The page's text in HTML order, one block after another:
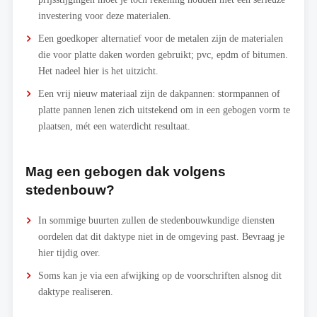
investering voor deze materialen.
Een goedkoper alternatief voor de metalen zijn de materialen
die voor platte daken worden gebruikt; pvc, epdm of bitumen.
Het nadeel hier is het uitzicht.
Een vrij nieuw materiaal zijn de dakpannen: stormpannen of
platte pannen lenen zich uitstekend om in een gebogen vorm te
plaatsen, mét een waterdicht resultaat.
Mag een gebogen dak volgens
stedenbouw?
In sommige buurten zullen de stedenbouwkundige diensten
oordelen dat dit daktype niet in de omgeving past. Bevraag je
hier tijdig over.
Soms kan je via een afwijking op de voorschriften alsnog dit
daktype realiseren.